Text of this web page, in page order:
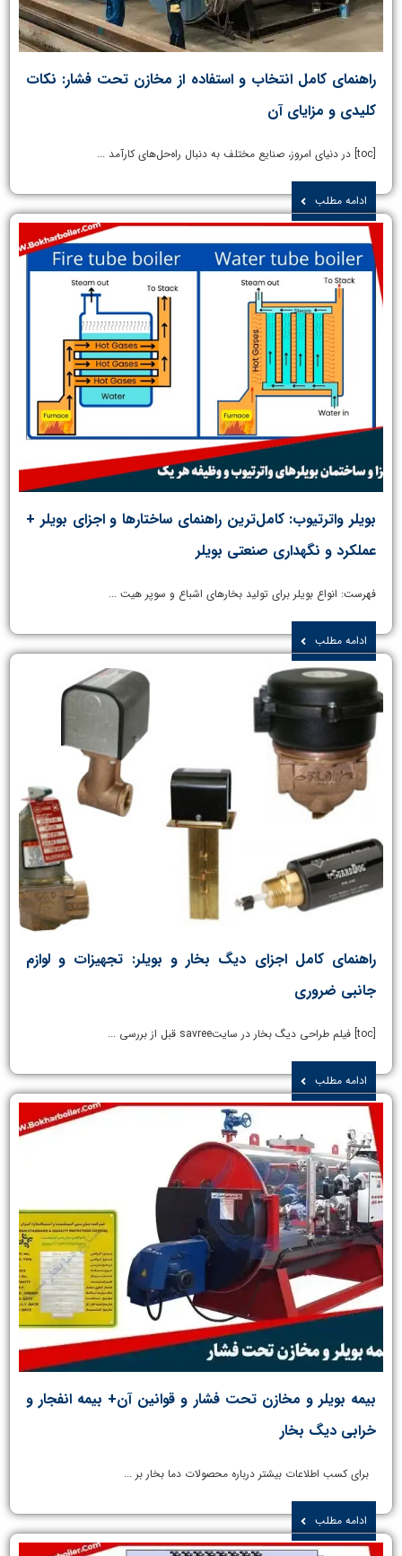
راهنمای کامل انتخاب و استفاده از مخازن تحت فشار: نکات
کلیدی و مزایای آن
[toc] در دنیای امروز، صنایع مختلف به دنبال راه‌حل‌های کارآمد ...
ادامه مطلب
بویلر واترتیوب: کامل‌ترین راهنمای ساختارها و اجزای بویلر +
عملکرد و نگهداری صنعتی بویلر
فهرست: انواع بویلر برای تولید بخارهای اشباع و سوپر هیت ...
ادامه مطلب
راهنمای کامل اجزای دیگ بخار و بویلر: تجهیزات و لوازم
جانبی ضروری
[toc] فیلم طراحی دیگ بخار در سایتsavree قبل از بررسی ...
ادامه مطلب
بیمه بویلر و مخازن تحت فشار و قوانین آن+ بیمه انفجار و
خرابی دیگ بخار
برای کسب اطلاعات بیشتر درباره محصولات دما بخار بر ...
ادامه مطلب